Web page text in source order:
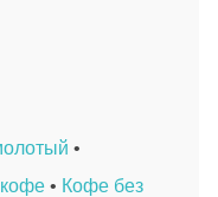
•
• Кофе без